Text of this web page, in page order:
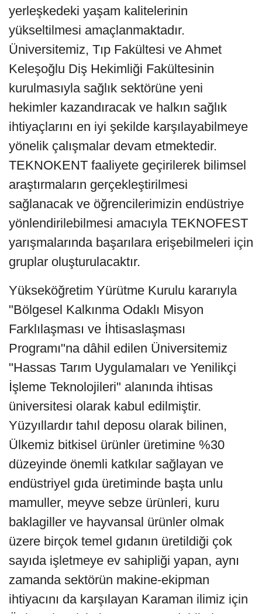
yerleşkedeki yaşam kalitelerinin
yükseltilmesi amaçlanmaktadır.
Üniversitemiz, Tıp Fakültesi ve Ahmet
Keleşoğlu Diş Hekimliği Fakültesinin
kurulmasıyla sağlık sektörüne yeni
hekimler kazandıracak ve halkın sağlık
ihtiyaçlarını en iyi şekilde karşılayabilmeye
yönelik çalışmalar devam etmektedir.
TEKNOKENT faaliyete geçirilerek bilimsel
araştırmaların gerçekleştirilmesi
sağlanacak ve öğrencilerimizin endüstriye
yönlendirilebilmesi amacıyla TEKNOFEST
yarışmalarında başarılara erişebilmeleri için
gruplar oluşturulacaktır.
Yükseköğretim Yürütme Kurulu kararıyla
"Bölgesel Kalkınma Odaklı Misyon
Farklılaşması ve İhtisaslaşması
Programı"na dâhil edilen Üniversitemiz
"Hassas Tarım Uygulamaları ve Yenilikçi
İşleme Teknolojileri" alanında ihtisas
üniversitesi olarak kabul edilmiştir.
Yüzyıllardır tahıl deposu olarak bilinen,
Ülkemiz bitkisel ürünler üretimine %30
düzeyinde önemli katkılar sağlayan ve
endüstriyel gıda üretiminde başta unlu
mamuller, meyve sebze ürünleri, kuru
baklagiller ve hayvansal ürünler olmak
üzere birçok temel gıdanın üretildiği çok
sayıda işletmeye ev sahipliği yapan, aynı
zamanda sektörün makine-ekipman
ihtiyacını da karşılayan Karaman ilimiz için